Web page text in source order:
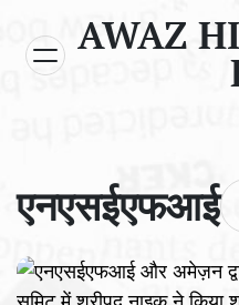
content
AWAZ
एनएसईएफआई